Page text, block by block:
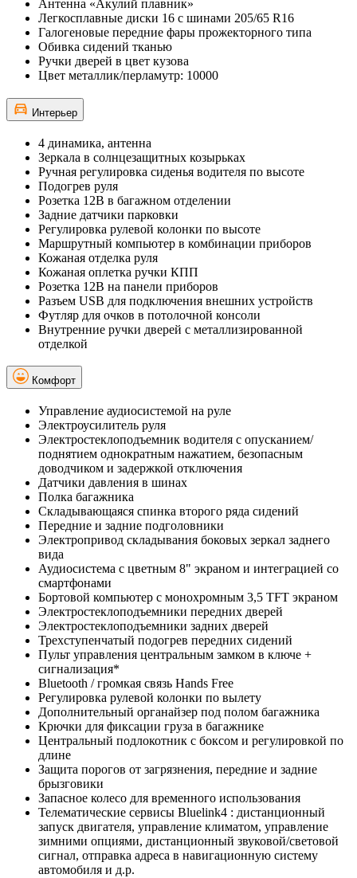
Антенна «Акулий плавник»
Легкосплавные диски 16 с шинами 205/65 R16
Галогеновые передние фары прожекторного типа
Обивка сидений тканью
Ручки дверей в цвет кузова
Цвет металлик/перламутр: 10000
Интерьер
4 динамика, антенна
Зеркала в солнцезащитных козырьках
Ручная регулировка сиденья водителя по высоте
Подогрев руля
Розетка 12В в багажном отделении
Задние датчики парковки
Регулировка рулевой колонки по высоте
Маршрутный компьютер в комбинации приборов
Кожаная отделка руля
Кожаная оплетка ручки КПП
Розетка 12В на панели приборов
Разъем USB для подключения внешних устройств
Футляр для очков в потолочной консоли
Внутренние ручки дверей с металлизированной
отделкой
Комфорт
Управление аудиосистемой на руле
Электроусилитель руля
Электростеклоподъемник водителя с опусканием/
поднятием однократным нажатием, безопасным
доводчиком и задержкой отключения
Датчики давления в шинах
Полка багажника
Складывающаяся спинка второго ряда сидений
Передние и задние подголовники
Электропривод складывания боковых зеркал заднего
вида
Аудиосистема с цветным 8" экраном и интеграцией со
смартфонами
Бортовой компьютер с монохромным 3,5 TFT экраном
Электростеклоподъемники передних дверей
Электростеклоподъемники задних дверей
Трехступенчатый подогрев передних сидений
Пульт управления центральным замком в ключе +
сигнализация*
Bluetooth / громкая связь Hands Free
Регулировка рулевой колонки по вылету
Дополнительный органайзер под полом багажника
Крючки для фиксации груза в багажнике
Центральный подлокотник с боксом и регулировкой по
длине
Защита порогов от загрязнения, передние и задние
брызговики
Запасное колесо для временного использования
Телематические сервисы Bluelink4 : дистанционный
запуск двигателя, управление климатом, управление
зимними опциями, дистанционный звуковой/световой
сигнал, отправка адреса в навигационную систему
автомобиля и д.р.